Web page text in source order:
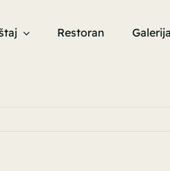
Restoran Galerija